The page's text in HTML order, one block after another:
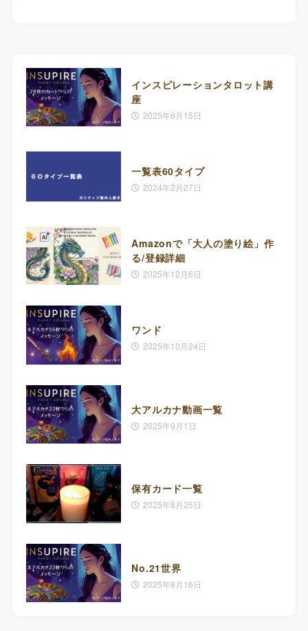
インスピレーションタロット講
座
2025年6月15日
一覧表60タイプ
2024年2月27日
Amazonで「大人の塗り絵」作
る/登録詳細
2025年12月6日
ワンド
2025年10月24日
大アルカナ動画一覧
2025年9月1日
保有カード一覧
2025年8月25日
No.21世界
2025年8月16日